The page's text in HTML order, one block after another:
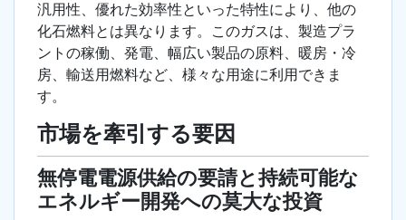
汎用性、優れた効率性といった特性により、他の
化石燃料とは異なります。このガスは、製造プラ
ントの稼働、発電、幅広い製品の原料、暖房・冷
房、輸送用燃料など、様々な用途に利用できま
す。
市場を牽引する要因
無停電電源供給の要請と持続可能な
エネルギー開発への莫大な投資